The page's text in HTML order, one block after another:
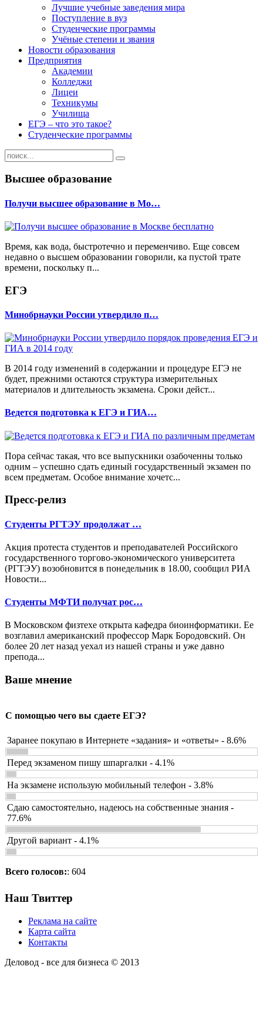
Лучшие учебные заведения мира
Поступление в вуз
Студенческие программы
Учёные степени и звания
Новости образования
Предприятия
Академии
Колледжи
Лицеи
Техникумы
Училища
ЕГЭ – что это такое?
Студенческие программы
Высшее образование
Получи высшее образование в Мо…
Время, как вода, быстротечно и переменчиво. Еще совсем
недавно о высшем образовании говорили, ка пустой трате
времени, поскольку п...
ЕГЭ
Минобрнауки России утвердило п…
В 2014 году изменений в содержании и процедуре ЕГЭ не
будет, прежними остаются структура измерительных
материалов и длительность экзамена. Сроки дейст...
Ведется подготовка к ЕГЭ и ГИА…
Пора сейчас такая, что все выпускники озабоченны только
одним – успешно сдать единый государственный экзамен по
всем предметам. Особое внимание хочетс...
Пресс-релиз
Студенты РГТЭУ продолжат …
Акция протеста студентов и преподавателей Российского
государственного торгово-экономического университета
(РГТЭУ) возобновится в понедельник в 18.00, сообщил РИА
Новости...
Студенты МФТИ получат рос…
В Московском физтехе открыта кафедра биоинформатики. Ее
возглавил американский профессор Марк Бородовский. Он
более 20 лет назад уехал из нашей страны и уже давно
препода...
Ваше мнение
С помощью чего вы сдаете ЕГЭ?
Заранее покупаю в Интернете «задания» и «ответы» - 8.6%
Перед экзаменом пишу шпаргалки - 4.1%
На экзамене использую мобильный телефон - 3.8%
Сдаю самостоятельно, надеюсь на собственные знания -
77.6%
Другой вариант - 4.1%
Всего голосов:: 604
Наш Твиттер
Реклама на сайте
Карта сайта
Контакты
Деловод - все для бизнеса © 2013